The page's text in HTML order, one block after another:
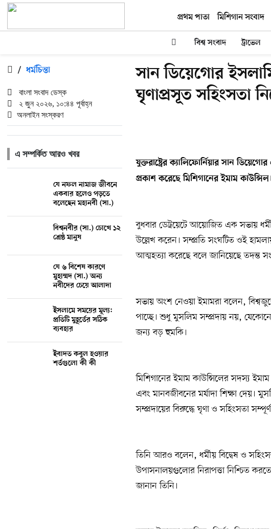
প্রথম পাতা মিশিগান সংবাদ
বিশ্ব সংবাদ ট্রাভেল
/ ধর্মচিন্তা
বাংলা সংবাদ ডেস্ক
২ জুন ২০২৬, ১০:৪৪ পূর্বাহ্ন
অনলাইন সংস্করণ
এ সম্পর্কিত আরও খবর
যে নফল নামাজ জীবনে
একবার হলেও পড়তে
বলেছেন মহানবী (সা.)
বিশ্বনবীর (সা.) চোখে ১২
শ্রেষ্ঠ মানুষ
যে ৬ বিশেষ কারণে
মুহাম্মদ (সা.) অন্য
নবীদের চেয়ে আলাদা
ইসলামে সময়ের মূল্য:
প্রতিটি মুহূর্তের সঠিক
ব্যবহার
ইবাদত কবুল হওয়ার
শর্তগুলো কী কী
সান ডিয়েগোর
ঘৃণাপ্রসূত সহিংসতা
যুক্তরাষ্ট্রের ক্যালিফোর্নিয়ার সান ডিয়েগোর
প্রকাশ করেছে মিশিগানের ইমাম
বুধবার ডেট্রয়েটে আয়োজিত এক সভায়
উল্লেখ করেন। সম্প্রতি সংঘটিত ওই
আত্মহত্যা করেছে বলে জানিয়েছে তদন্ত
সভায় অংশ নেওয়া ইমামরা বলেন,
পাচ্ছে। শুধু মুসলিম সম্প্রদায় নয়, যেকোনো
জন্য বড় হুমকি।
মিশিগানের ইমাম কাউন্সিলের সদস্য
এবং মানবজীবনের মর্যাদা শিক্ষা দেয়।
সম্প্রদায়ের বিরুদ্ধে ঘৃণা ও সহিংসতা
তিনি আরও বলেন, ধর্মীয় বিদ্বেষ ও
উপাসনালয়গুলোর নিরাপত্তা নিশ্চিত
জানান তিনি।